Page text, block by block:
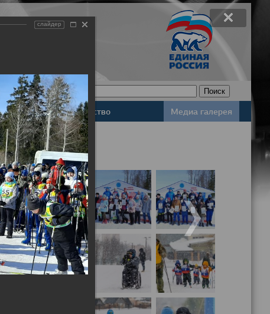
Законодательство Медиа галерея
слайдер